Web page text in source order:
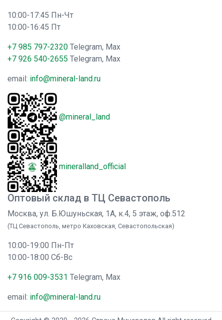
10:00-17:45 Пн-Чт
10:00-16:45 Пт
+7 985 797-2320 Telegram, Max
+7 926 540-2655 Telegram, Max
email: info@mineral-land.ru
@mineral_land
mineralland_official
Оптовый склад в ТЦ Севастополь
Москва, ул. Б.Юшуньская, 1А, к.4, 5 этаж, оф.512
(ТЦ Севастополь, метро Каховская, Севастопольская)
10:00-19:00 Пн-Пт
10:00-18:00 Сб-Вс
+7 916 009-3531 Telegram, Max
email: info@mineral-land.ru